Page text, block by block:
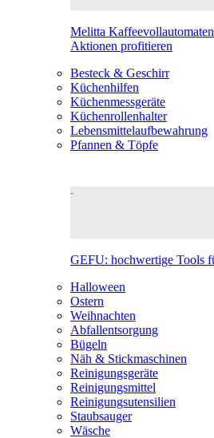
Melitta
Aktionen profitieren
Besteck & Geschirr
Küchenhilfen
Küchenmessgeräte
Küchenrollenhalter
Lebensmittelaufbewahrung
Pfannen & Töpfe
GEFU: hochwertige Tools
Halloween
Ostern
Weihnachten
Abfallentsorgung
Bügeln
Näh & Stickmaschinen
Reinigungsgeräte
Reinigungsmittel
Reinigungsutensilien
Staubsauger
Wäsche